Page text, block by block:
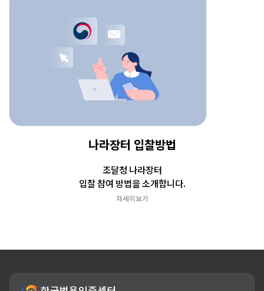
나라장터 입찰방법
조달청 나라장터
입찰 참여 방법을 소개합니다.
자세히보기